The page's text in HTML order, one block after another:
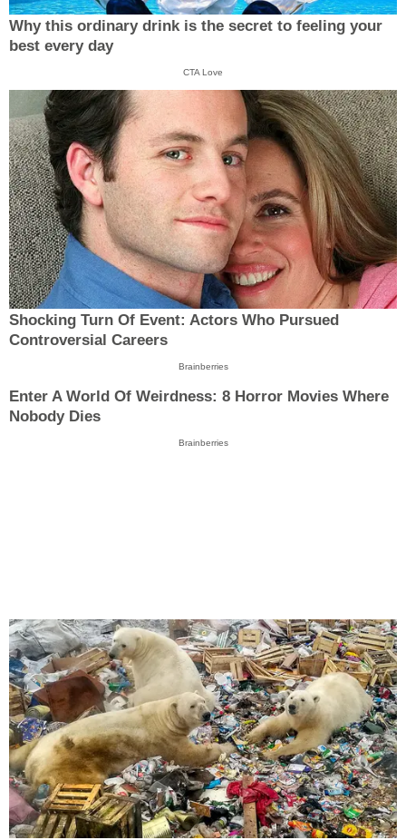
Why this ordinary drink is the secret to feeling your
best every day
CTA Love
Shocking Turn Of Event: Actors Who Pursued
Controversial Careers
Brainberries
Enter A World Of Weirdness: 8 Horror Movies Where
Nobody Dies
Brainberries